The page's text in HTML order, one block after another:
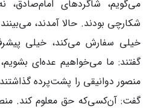
می‌گویم، شاگردهای
شکارچی بودند. حالا آمدند،
خیلی سفارش می‌کند، خیلی
گفتند: ما می‌خواهیم عده‌ای
منصور دوانیقی را پشت‌پرده
گفت: آن‌کسی‌که حق معلوم کند.